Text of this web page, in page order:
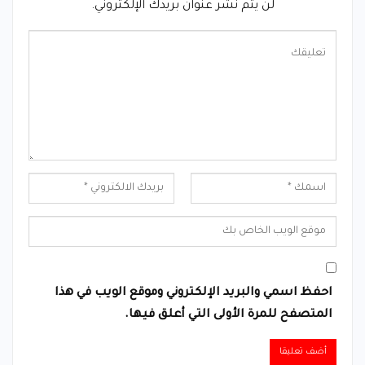
لن يتم نشر عنوان بريدك الإلكتروني.
احفظ اسمي والبريد الإلكتروني وموقع الويب في هذا
المتصفح للمرة الأولى التي أعلق فيها.